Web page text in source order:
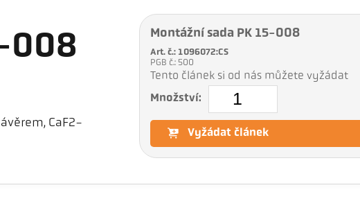
008
CaF2-
Montážní sada PK 15-008
Art. č.: 1096072:CS
PGB č.: 500
Tento článek si od nás můžete vyžádat
Množství:
Vyžádat článek